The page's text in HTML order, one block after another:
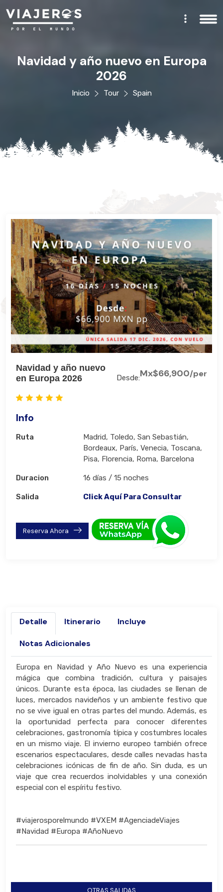
Navidad y año nuevo en Europa
2026
Inicio Tour Spain
Navidad y año nuevo
en Europa 2026
Desde:Mx$66,900/per
Info
Ruta
Madrid, Toledo, San Sebastián,
Bordeaux, París, Venecia, Toscana,
Pisa, Florencia, Roma, Barcelona
Duracion 16 días / 15 noches
Salida Click Aquí Para Consultar
Reserva Ahora
Detalle Itinerario Incluye
Notas Adicionales
Europa en Navidad y Año Nuevo es una experiencia
mágica que combina tradición, cultura y paisajes
únicos. Durante esta época, las ciudades se llenan de
luces, mercados navideños y un ambiente festivo que
no se vive igual en otras partes del mundo. Además, es
la oportunidad perfecta para conocer diferentes
celebraciones, gastronomía típica y costumbres locales
en un mismo viaje. El invierno europeo también ofrece
escenarios espectaculares, desde calles nevadas hasta
celebraciones icónicas de fin de año. Sin duda, es un
viaje que crea recuerdos inolvidables y una conexión
especial con el espíritu festivo.
#viajerosporelmundo #VXEM #AgenciadeViajes
#Navidad #Europa #AñoNuevo